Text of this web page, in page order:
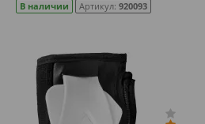
В наличии Артикул:920093